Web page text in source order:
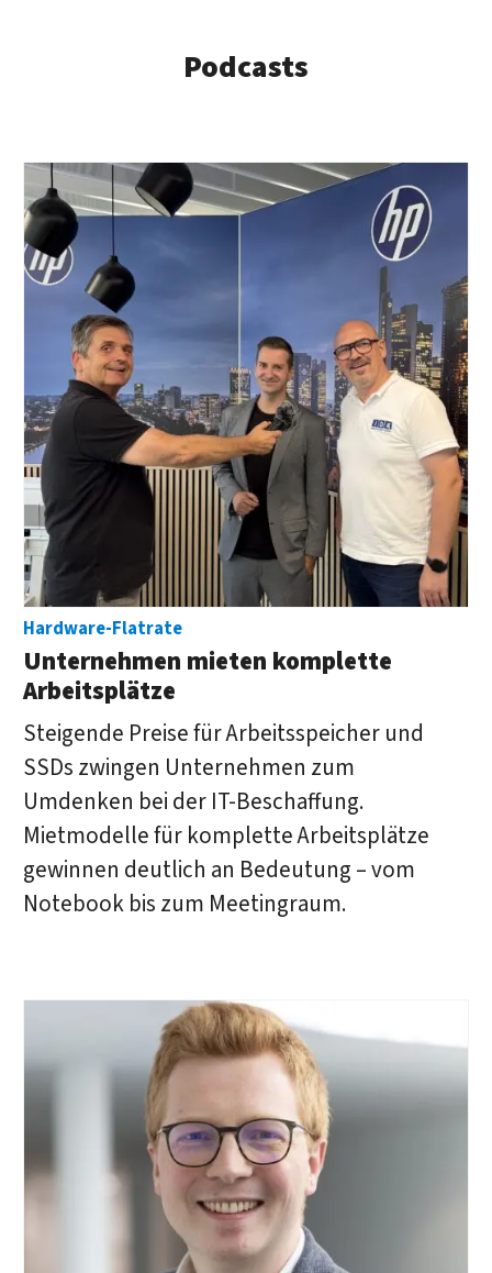
Podcasts
Hardware-Flatrate
Unternehmen mieten komplette
Arbeitsplätze
Steigende Preise für Arbeitsspeicher und
SSDs zwingen Unternehmen zum
Umdenken bei der IT-Beschaffung.
Mietmodelle für komplette Arbeitsplätze
gewinnen deutlich an Bedeutung – vom
Notebook bis zum Meetingraum.